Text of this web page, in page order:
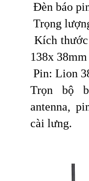
Đèn báo
Trọng
Kích
138x
Pin: Lion
Trọn bộ
antenna,
cài lưng.